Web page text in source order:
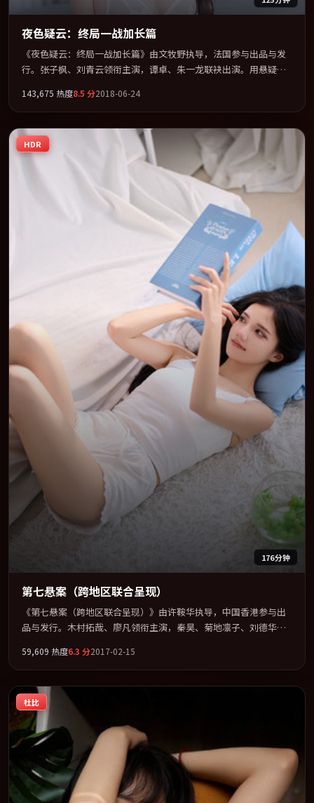
夜色疑云：终局一战加长篇
《夜色疑云：终局一战加长篇》由文牧野执导，法国参与出品与发
行。张子枫、刘青云领衔主演，谭卓、朱一龙联袂出演。用悬疑外
叙事、表演与视听上力求统一。定于 2018-03-13 在内地院线及主流
平台同步亮相，2018 年度话题片中口碑稳健，适合喜欢强情节与人
物弧光的观众完整观看。
143,675 热度8.5 分2018-06-24
HDR
176分钟
第七悬案（跨地区联合呈现）
《第七悬案（跨地区联合呈现）》由许鞍华执导，中国香港参与出
品与发行。木村拓哉、廖凡领衔主演，秦昊、菊地凛子、刘德华、
全片以「战争」类型为骨架，在叙事、表演与视听上力求统一。定
于 2017-08-28 在内地院线及主流平台同步亮相，2017 年度话题片
中口碑稳健，适合喜欢强情节与人物弧光的观众完整观看。
59,609 热度6.3 分2017-02-15
杜比